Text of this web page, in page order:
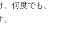
何度でも、